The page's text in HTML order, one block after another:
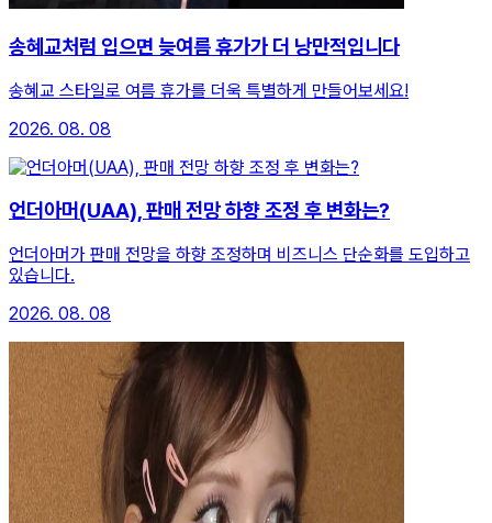
송혜교처럼 입으면 늦여름 휴가가 더 낭만적입니다
송혜교 스타일로 여름 휴가를 더욱 특별하게 만들어보세요!
2026. 08. 08
언더아머(UAA), 판매 전망 하향 조정 후 변화는?
언더아머가 판매 전망을 하향 조정하며 비즈니스 단순화를 도입하고
있습니다.
2026. 08. 08